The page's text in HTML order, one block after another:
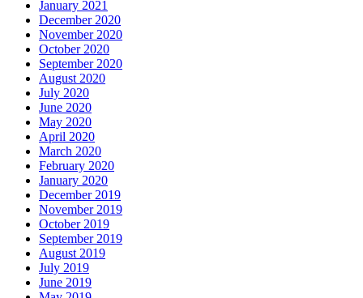
January 2021
December 2020
November 2020
October 2020
September 2020
August 2020
July 2020
June 2020
May 2020
April 2020
March 2020
February 2020
January 2020
December 2019
November 2019
October 2019
September 2019
August 2019
July 2019
June 2019